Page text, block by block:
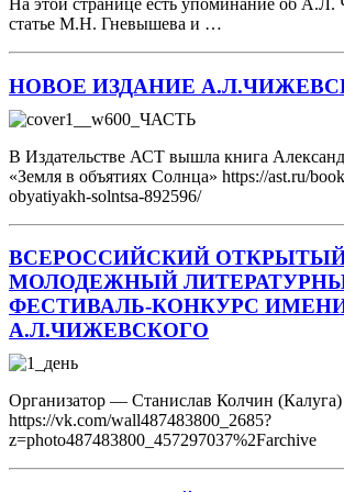
На этой странице есть упоминание об А.Л.
статье М.Н. Гневышева и …
НОВОЕ ИЗДАНИЕ
В Издательстве АСТ вышла книга
«Земля в объятиях Солнца» https://ast.ru/
obyatiyakh-solntsa-892596/
ВСЕРОССИЙСКИЙ
МОЛОДЕЖНЫЙ
ФЕСТИВАЛЬ-КОНКУРС
А.Л.ЧИЖЕВСКОГО
Организатор — Станислав Колчин (Калуга)
https://vk.com/wall487483800_2685?
z=photo487483800_457297037%2Farchive